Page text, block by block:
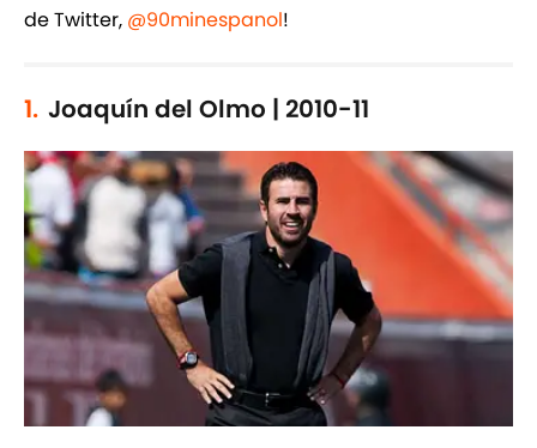
de Twitter, @90minespanol!
1. Joaquín del Olmo | 2010-11